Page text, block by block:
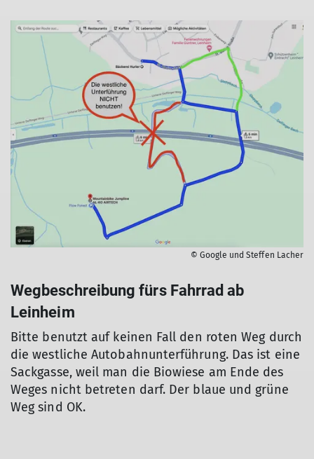
© Google und Steffen Lacher
Wegbeschreibung fürs Fahrrad ab
Leinheim
Bitte benutzt auf keinen Fall den roten Weg durch
die westliche Autobahnunterführung. Das ist eine
Sackgasse, weil man die Biowiese am Ende des
Weges nicht betreten darf. Der blaue und grüne
Weg sind OK.